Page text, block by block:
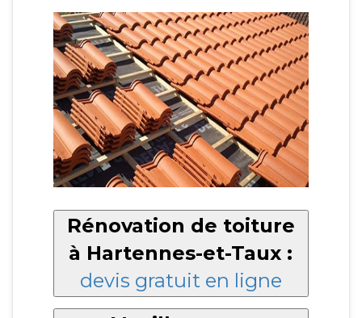
Rénovation de toiture
à Hartennes-et-Taux :
devis gratuit en ligne